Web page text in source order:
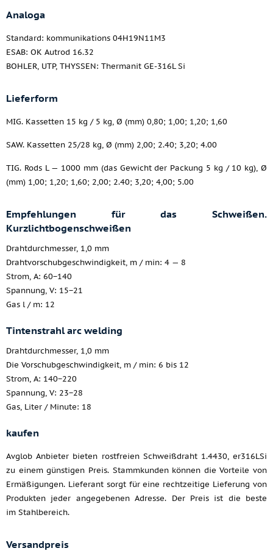
Analoga
Standard: kommunikations 04H19N11M3
ESAB: OK Autrod 16.32
BOHLER, UTP, THYSSEN: Thermanit GE-316L Si
Lieferform
MIG. Kassetten 15 kg / 5 kg, Ø (mm) 0,80; 1,00; 1,20; 1,60
SAW. Kassetten 25/28 kg, Ø (mm) 2,00; 2.40; 3,20; 4.00
TIG. Rods L — 1000 mm (das Gewicht der Packung 5 kg / 10 kg), Ø
(mm) 1,00; 1,20; 1,60; 2,00; 2.40; 3,20; 4,00; 5.00
Empfehlungen für das Schweißen.
Kurzlichtbogenschweißen
Drahtdurchmesser, 1,0 mm
Drahtvorschubgeschwindigkeit, m / min: 4 — 8
Strom, A: 60−140
Spannung, V: 15−21
Gas l / m: 12
Tintenstrahl arc welding
Drahtdurchmesser, 1,0 mm
Die Vorschubgeschwindigkeit, m / min: 6 bis 12
Strom, A: 140−220
Spannung, V: 23−28
Gas, Liter / Minute: 18
kaufen
Avglob Anbieter bieten rostfreien Schweißdraht 1.4430, er316LSi
zu einem günstigen Preis. Stammkunden können die Vorteile von
Ermäßigungen. Lieferant sorgt für eine rechtzeitige Lieferung von
Produkten jeder angegebenen Adresse. Der Preis ist die beste
im Stahlbereich.
Versandpreis